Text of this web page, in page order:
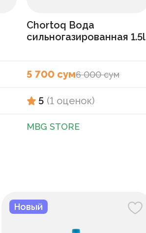
Chortoq Вода
сильногазированная 1.5l
5 700 сум6 000 сум
5 (1 оценок)
MBG STORE
Новый